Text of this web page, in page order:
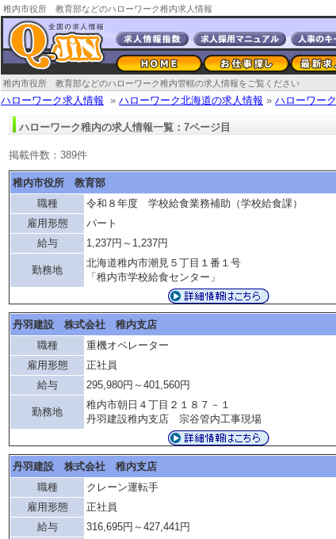
稚内市役所 教育部などのハローワーク稚内求人情報
稚内市役所 教育部などのハローワーク稚内管轄の求人情報をご覧ください
ハローワーク求人情報 » ハローワーク北海道の求人情報 » ハローワー
ハローワーク稚内の求人情報一覧：7ページ目
掲載件数：389件
稚内市役所 教育部
職種
令和８年度 学校給食業務補助（学校給食課）
雇用形態
パート
給与
1,237円～1,237円
勤務地
北海道稚内市潮見５丁目１番１号
「稚内市学校給食センター」
丹羽建設 株式会社 稚内支店
職種
重機オペレーター
雇用形態
正社員
給与
295,980円～401,560円
勤務地
稚内市朝日４丁目２１８７－１
丹羽建設稚内支店 宗谷管内工事現場
丹羽建設 株式会社 稚内支店
職種
クレーン運転手
雇用形態
正社員
給与
316,695円～427,441円